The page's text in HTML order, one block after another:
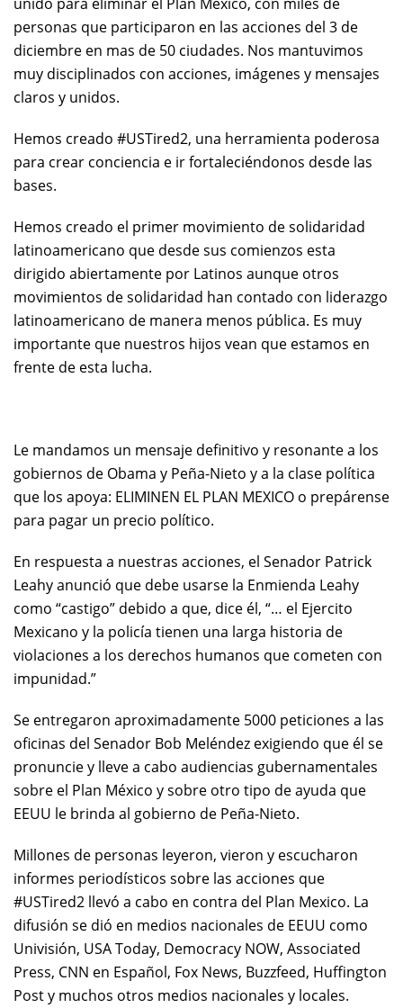
personas que participaron en las acciones del 3 de
diciembre en mas de 50 ciudades. Nos mantuvimos
muy disciplinados con acciones, imágenes y mensajes
claros y unidos.
Hemos creado #USTired2, una herramienta poderosa
para crear conciencia e ir fortaleciéndonos desde las
bases.
Hemos creado el primer movimiento de solidaridad
latinoamericano que desde sus comienzos esta
dirigido abiertamente por Latinos aunque otros
movimientos de solidaridad han contado con liderazgo
latinoamericano de manera menos pública. Es muy
importante que nuestros hijos vean que estamos en
frente de esta lucha.
Le mandamos un mensaje definitivo y resonante a los
gobiernos de Obama y Peña-Nieto y a la clase política
que los apoya: ELIMINEN EL PLAN MEXICO o prepárense
para pagar un precio político.
En respuesta a nuestras acciones, el Senador Patrick
Leahy anunció que debe usarse la Enmienda Leahy
como “castigo” debido a que, dice él, “… el Ejercito
Mexicano y la policía tienen una larga historia de
violaciones a los derechos humanos que cometen con
impunidad.”
Se entregaron aproximadamente 5000 peticiones a las
oficinas del Senador Bob Meléndez exigiendo que él se
pronuncie y lleve a cabo audiencias gubernamentales
sobre el Plan México y sobre otro tipo de ayuda que
EEUU le brinda al gobierno de Peña-Nieto.
Millones de personas leyeron, vieron y escucharon
informes periodísticos sobre las acciones que
#USTired2 llevó a cabo en contra del Plan Mexico. La
difusión se dió en medios nacionales de EEUU como
Univisión, USA Today, Democracy NOW, Associated
Press, CNN en Español, Fox News, Buzzfeed, Huffington
Post y muchos otros medios nacionales y locales.